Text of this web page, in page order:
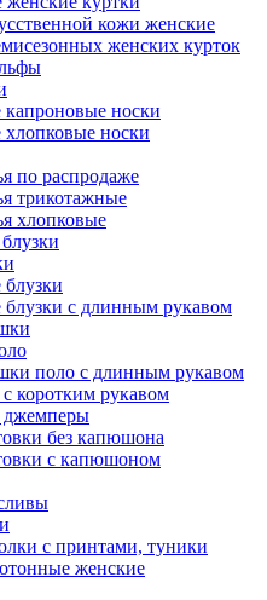
кожи женские
женских курток
носки
носки
по распродаже
трикотажные
хлопковые
с длинным рукавом
поло с длинным рукавом
коротким рукавом
джемперы
без капюшона
с капюшоном
с принтами, туники
женские